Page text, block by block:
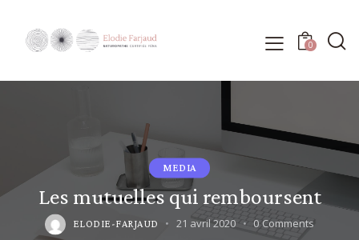
0
MEDIA
Les mutuelles qui remboursent
ELODIE-FARJAUD 21 avril 2020 0 Comments